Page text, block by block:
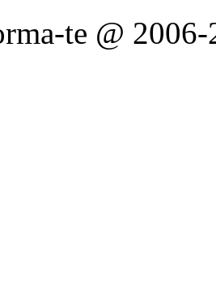
te @